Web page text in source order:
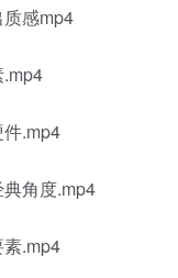
感mp4
.mp4
角度.mp4
.mp4